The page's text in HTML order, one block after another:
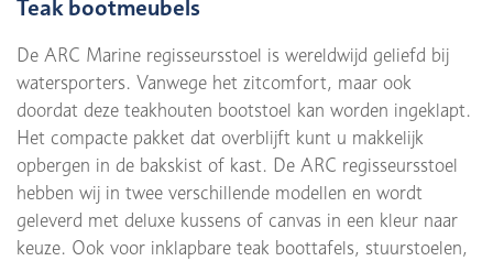
Teak bootmeubels
De ARC Marine regisseursstoel is wereldwijd geliefd bij
watersporters. Vanwege het zitcomfort, maar ook
doordat deze teakhouten bootstoel kan worden ingeklapt.
Het compacte pakket dat overblijft kunt u makkelijk
opbergen in de bakskist of kast. De ARC regisseursstoel
hebben wij in twee verschillende modellen en wordt
geleverd met deluxe kussens of canvas in een kleur naar
keuze. Ook voor inklapbare teak boottafels, stuurstoelen,